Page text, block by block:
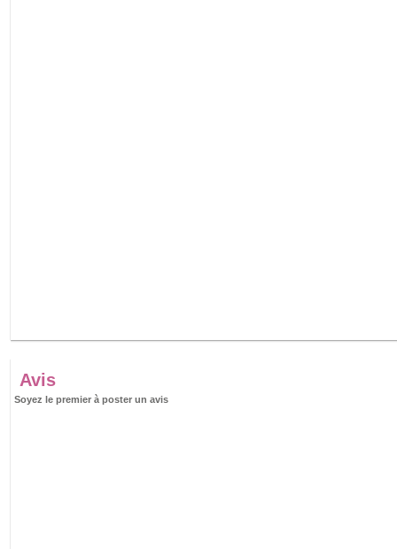
Avis
Soyez le premier à poster un avis